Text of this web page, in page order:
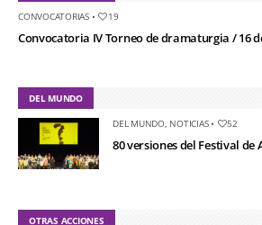
CONVOCATORIAS• 19
Convocatoria IV Torneo de dramaturgia / 16
DEL MUNDO
DEL MUNDO, NOTICIAS• 52
80 versiones del Festival de
OTRAS ACCIONES